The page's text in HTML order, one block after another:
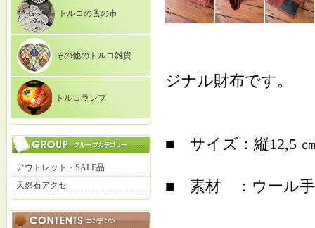
トルコの蚤の市
その他のトルコ雑貨
トルコランプ
アウトレット・SALE品
天然石アクセ
ジナル財布です。
■ サイズ：縦12,5
■ 素材 ：ウール